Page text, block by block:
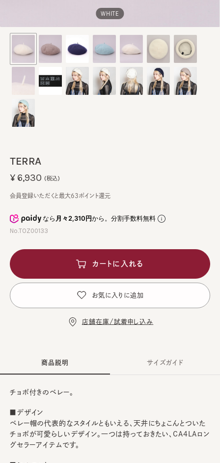
WHITE
TERRA
なら月々2,310円から。分割手数料無料
No.TOZ00133
¥6,930 (税込)
会員登録いただくと最大63ポイント還元
カートに入れる
お気に入りに追加
店舗在庫/試着申し込み
商品説明
チョボ付きのベレー。
■デザイン
ベレー帽の代表的なスタイルともいえる、天井にちょこんとついた
チョボが可愛らしいデザイン。一つは持っておきたい、CA4LAロン
グセラーアイテムです。
サイズガイド